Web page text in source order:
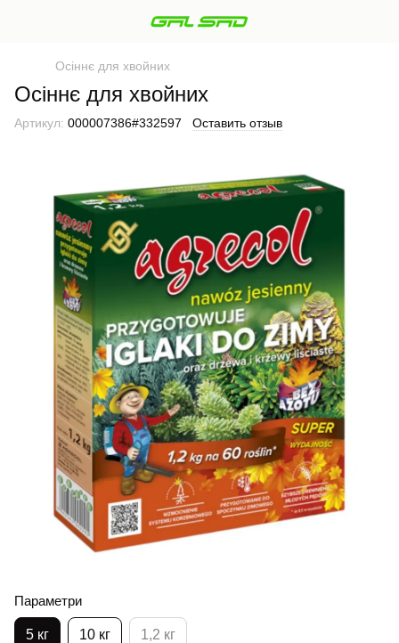
Осіннє для хвойних
Осіннє для хвойних
Артикул: 000007386#332597 Оставить отзыв
Параметри
5 кг 10 кг 1,2 кг